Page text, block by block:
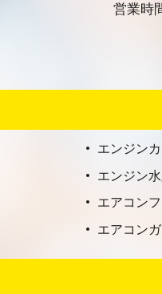
営業時
エンジン
エンジン
エアコン
エアコン